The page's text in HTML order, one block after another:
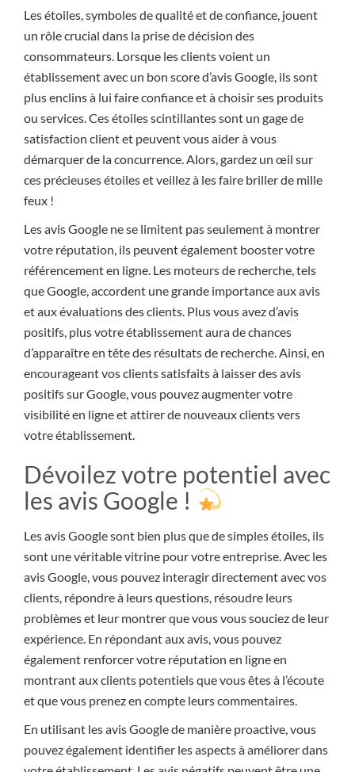
Les étoiles, symboles de qualité et de confiance, jouent
un rôle crucial dans la prise de décision des
consommateurs. Lorsque les clients voient un
établissement avec un bon score d’avis Google, ils sont
plus enclins à lui faire confiance et à choisir ses produits
ou services. Ces étoiles scintillantes sont un gage de
satisfaction client et peuvent vous aider à vous
démarquer de la concurrence. Alors, gardez un œil sur
ces précieuses étoiles et veillez à les faire briller de mille
feux !
Les avis Google ne se limitent pas seulement à montrer
votre réputation, ils peuvent également booster votre
référencement en ligne. Les moteurs de recherche, tels
que Google, accordent une grande importance aux avis
et aux évaluations des clients. Plus vous avez d’avis
positifs, plus votre établissement aura de chances
d’apparaître en tête des résultats de recherche. Ainsi, en
encourageant vos clients satisfaits à laisser des avis
positifs sur Google, vous pouvez augmenter votre
visibilité en ligne et attirer de nouveaux clients vers
votre établissement.
Dévoilez votre potentiel avec
les avis Google !
Les avis Google sont bien plus que de simples étoiles, ils
sont une véritable vitrine pour votre entreprise. Avec les
avis Google, vous pouvez interagir directement avec vos
clients, répondre à leurs questions, résoudre leurs
problèmes et leur montrer que vous vous souciez de leur
expérience. En répondant aux avis, vous pouvez
également renforcer votre réputation en ligne en
montrant aux clients potentiels que vous êtes à l’écoute
et que vous prenez en compte leurs commentaires.
En utilisant les avis Google de manière proactive, vous
pouvez également identifier les aspects à améliorer dans